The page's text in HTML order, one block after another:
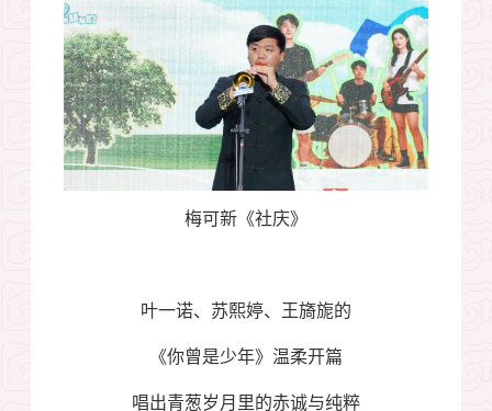
梅可新《社庆》
叶一诺、苏熙婷、王旖旎的
《你曾是少年》温柔开篇
唱出青葱岁月里的赤诚与纯粹